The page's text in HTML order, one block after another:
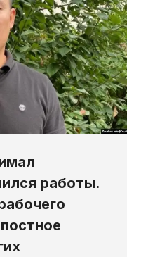
работы.